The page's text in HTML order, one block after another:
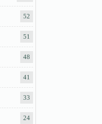
52
51
48
41
33
24